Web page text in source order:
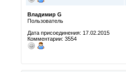
Владимир G
Пользователь
Дата присоединения: 17.02.2015
Комментарии: 3554